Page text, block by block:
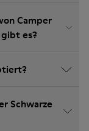
Camper
es?
Schwarze